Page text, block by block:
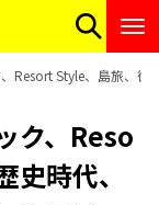
Resort Style、島旅、御
ク、Reso
時代、